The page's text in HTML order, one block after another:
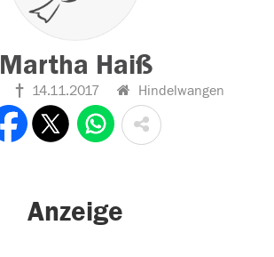
Martha Haiß
14.11.2017 Hindelwangen
Anzeige